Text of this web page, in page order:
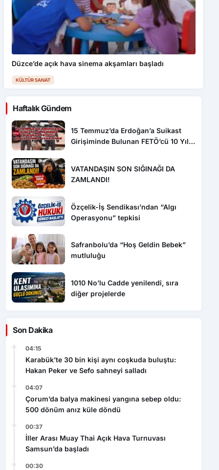
Düzce’de açık hava sinema akşamları başladı
KÜLTÜR SANAT
Haftalık Gündem
15 Temmuz’da Erdoğan’a Suikast
Girişiminde Bulunan FETÖ’cü 10 Yıl
VATANDAŞIN SON SIĞINAĞI DA
ZAMLANDI!
Özçelik-İş Sendikası’ndan “Algı
Operasyonu” tepkisi
Safranbolu’da “Hoş Geldin Bebek”
mutluluğu
1010 No’lu Cadde yenilendi, sıra
diğer projelerde
Son Dakika
04:15
Karabük’te 30 bin kişi aynı coşkuda buluştu:
Hakan Peker ve Sefo sahneyi salladı
04:07
Çorum’da balya makinesi yangına sebep oldu:
500 dönüm anız küle döndü
00:37
İller Arası Muay Thai Açık Hava Turnuvası
Samsun’da başladı
00:30